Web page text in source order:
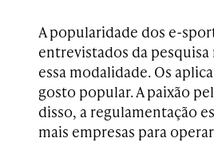
A popularidade dos e-
entrevistados da
essa modalidade. Os
gosto popular. A paixão
disso, a regulamentação
mais empresas para